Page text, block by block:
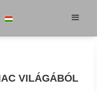
VILÁGÁBÓL